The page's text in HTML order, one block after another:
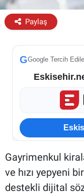
Paylaş
GGoogle Tercih
Gayrimenkul
ve hızı yepyeni
destekli dijital